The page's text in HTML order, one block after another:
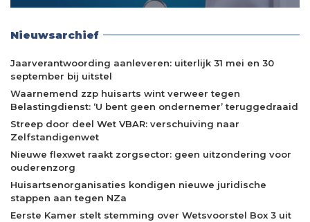
Nieuwsarchief
Jaarverantwoording aanleveren: uiterlijk 31 mei en 30
september bij uitstel
Waarnemend zzp huisarts wint verweer tegen
Belastingdienst: ‘U bent geen ondernemer’ teruggedraaid
Streep door deel Wet VBAR: verschuiving naar
Zelfstandigenwet
Nieuwe flexwet raakt zorgsector: geen uitzondering voor
ouderenzorg
Huisartsenorganisaties kondigen nieuwe juridische
stappen aan tegen NZa
Eerste Kamer stelt stemming over Wetsvoorstel Box 3 uit